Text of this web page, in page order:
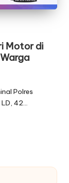
Motor di
Polres
LD, 42…